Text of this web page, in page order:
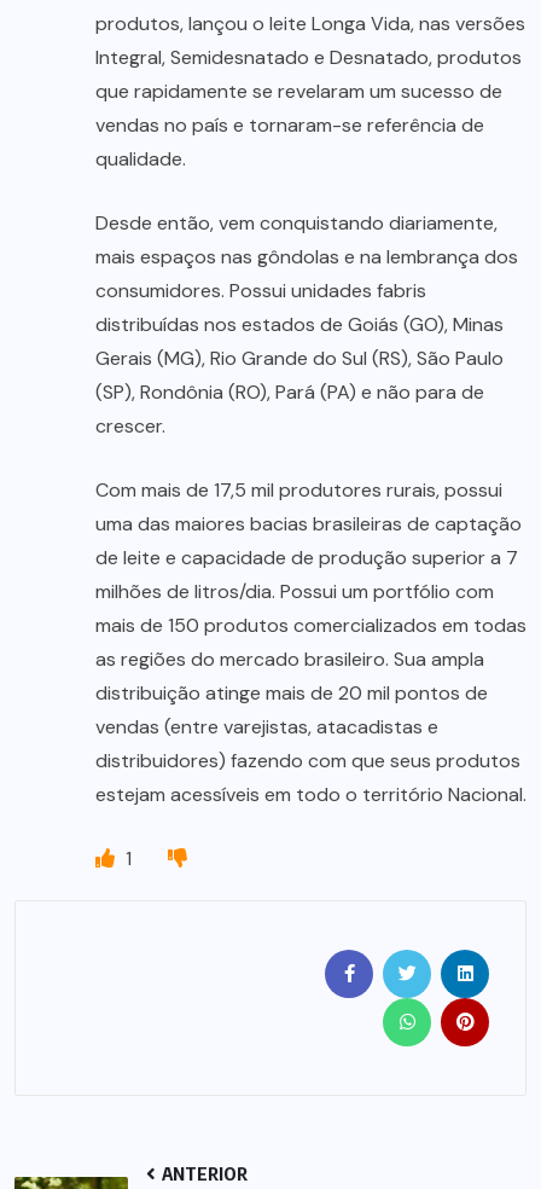
produtos, lançou o leite Longa Vida, nas versões
Integral, Semidesnatado e Desnatado, produtos
que rapidamente se revelaram um sucesso de
vendas no país e tornaram-se referência de
qualidade.
Desde então, vem conquistando diariamente,
mais espaços nas gôndolas e na lembrança dos
consumidores. Possui unidades fabris
distribuídas nos estados de Goiás (GO), Minas
Gerais (MG), Rio Grande do Sul (RS), São Paulo
(SP), Rondônia (RO), Pará (PA) e não para de
crescer.
Com mais de 17,5 mil produtores rurais, possui
uma das maiores bacias brasileiras de captação
de leite e capacidade de produção superior a 7
milhões de litros/dia. Possui um portfólio com
mais de 150 produtos comercializados em todas
as regiões do mercado brasileiro. Sua ampla
distribuição atinge mais de 20 mil pontos de
vendas (entre varejistas, atacadistas e
distribuidores) fazendo com que seus produtos
estejam acessíveis em todo o território Nacional.
1
ANTERIOR